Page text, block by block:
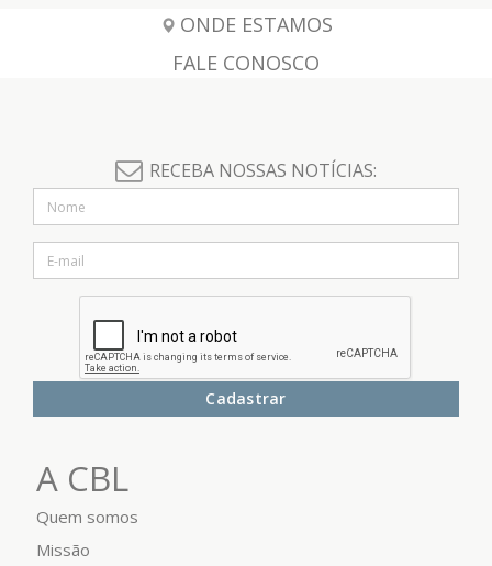
ONDE ESTAMOS
FALE CONOSCO
RECEBA NOSSAS NOTÍCIAS:
Cadastrar
A CBL
Quem somos
Missão